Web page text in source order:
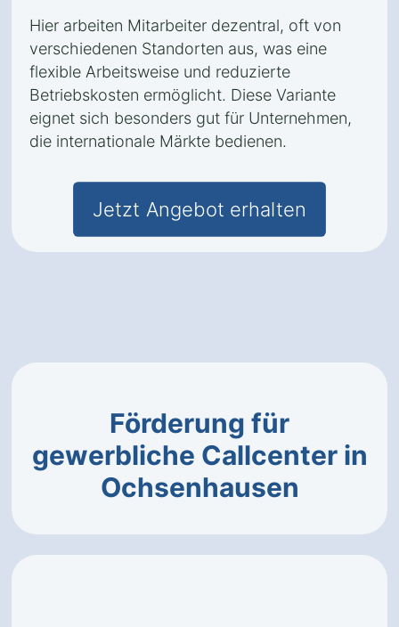
Hier arbeiten Mitarbeiter dezentral, oft von
verschiedenen Standorten aus, was eine
flexible Arbeitsweise und reduzierte
Betriebskosten ermöglicht. Diese Variante
eignet sich besonders gut für Unternehmen,
die internationale Märkte bedienen.
Jetzt Angebot erhalten
Förderung für
gewerbliche Callcenter in
Ochsenhausen